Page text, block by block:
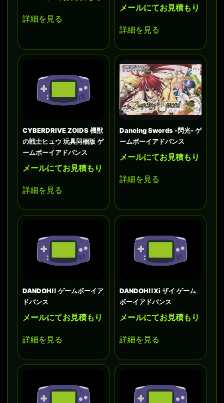
詳細を見る
メールにてお見積もり
詳細を見る
CYBERDRIVE ZOIDS 機獣
の戦士ヒュウ 玩具同梱版 ゲ
ームボーイアドバンス
メールにてお見積もり
詳細を見る
Dancing Swords -閃光- ゲ
ームボーイアドバンス
メールにてお見積もり
詳細を見る
DANDOH!! ゲームボーイア
ドバンス
メールにてお見積もり
詳細を見る
DANDOH!!Xi ザイ ゲーム
ボーイアドバンス
メールにてお見積もり
詳細を見る